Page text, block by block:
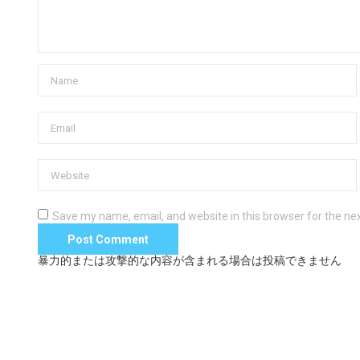
Save my name, email, and website in this browser for the
暴力的または攻撃的な内容が含まれる場合は投稿できません